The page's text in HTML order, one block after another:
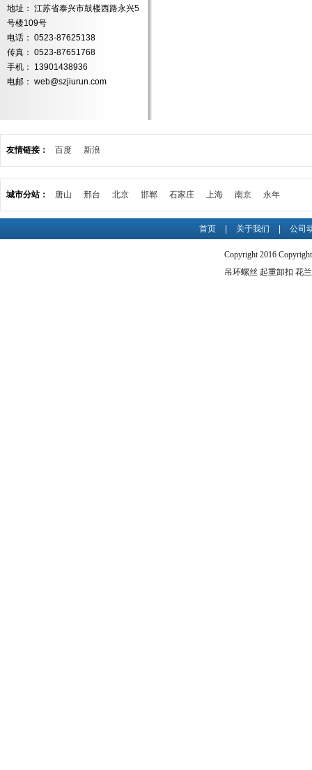
地址： 江苏省泰兴市鼓楼西路永兴5
号楼109号
电话： 0523-87625138
传真： 0523-87651768
手机： 13901438936
电邮： web@szjiurun.com
友情链接： 百度 新浪
城市分站： 唐山 邢台 北京 邯郸 石家庄 上海 南京 永年
首页 关于我们 公司
Copyright 2016
吊环螺丝 起重卸扣 花